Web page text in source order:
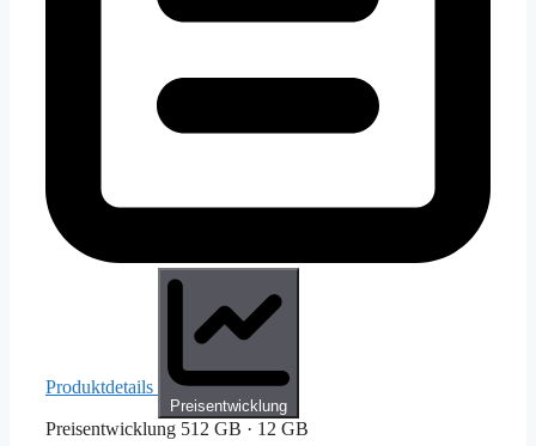
Produktdetails
Preisentwicklung
Preisentwicklung 512 GB · 12 GB